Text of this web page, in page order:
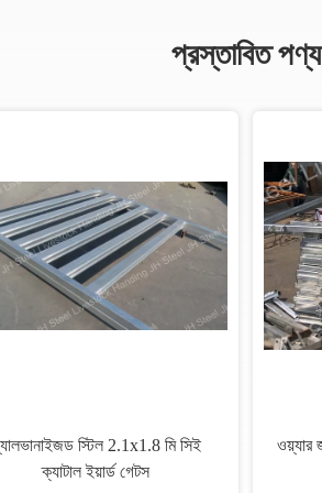
প্রস্তাবিত পণ্য
Galvanized / পাউডার লেপা / সবুজ আঁকা
গবাদি পশু প্যানেল কোরাল প্যানেল